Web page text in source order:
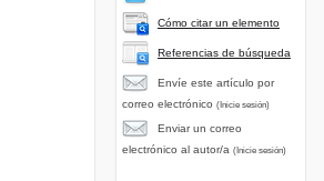
Cómo citar un elemento
Referencias de búsqueda
Envíe este artículo por
correo electrónico (Inicie sesión)
Enviar un correo
electrónico al autor/a (Inicie sesión)